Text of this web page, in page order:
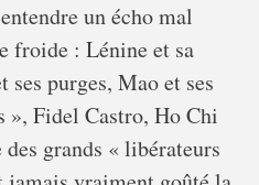
un écho mal
froide : Lénine et sa
purges, Mao et ses
», Fidel Castro, Ho Chi
grands « libérateurs